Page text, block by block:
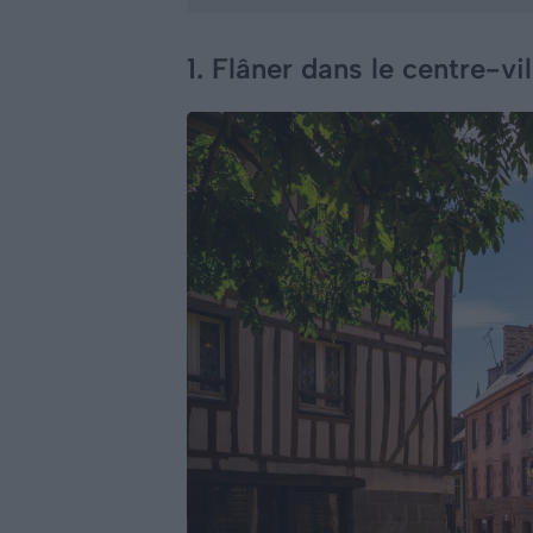
1. Flâner dans le centre-